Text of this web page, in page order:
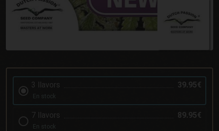
3 llavors 39.95€
En stock
7 llavors 89.95€
En stock